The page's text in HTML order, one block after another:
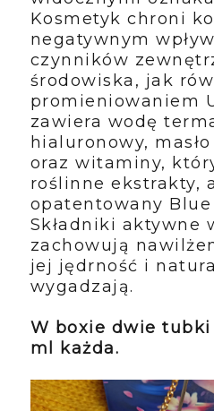
Kosmetyk chroni
negatywnym
czynników
środowiska, jak
promieniowaniem
zawiera wodę
hialuronowy,
oraz witaminy,
roślinne ekstrakty,
opatentowany
Składniki aktywne
zachowują
jej jędrność i
wygadzają.
W boxie dwie
ml każda.